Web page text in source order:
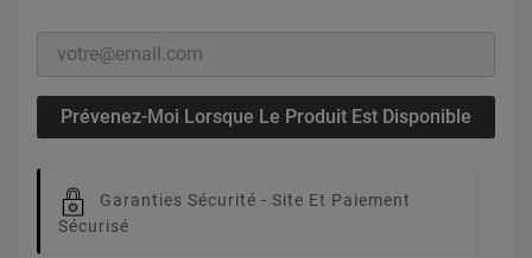
Prévenez-Moi Lorsque Le Produit Est Disponible
Garanties Sécurité - Site Et Paiement
Sécurisé